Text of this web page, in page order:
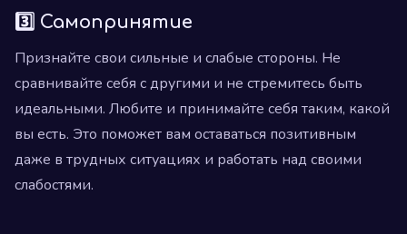
3️⃣ Самопринятие
Признайте свои сильные и слабые стороны. Не
сравнивайте себя с другими и не стремитесь быть
идеальными. Любите и принимайте себя таким, какой
вы есть. Это поможет вам оставаться позитивным
даже в трудных ситуациях и работать над своими
слабостями.